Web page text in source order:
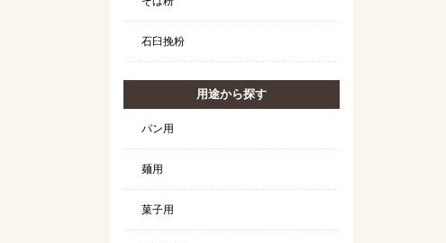
石臼挽粉
用途から探す
パン用
麺用
菓子用